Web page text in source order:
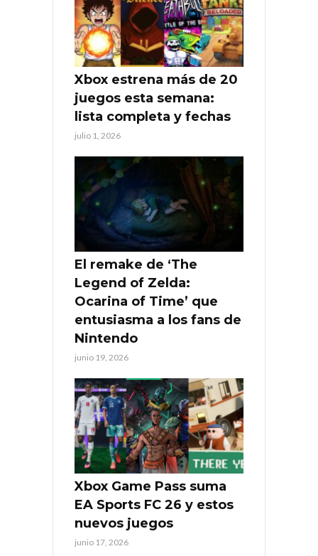
Xbox estrena más de 20
juegos esta semana:
lista completa y fechas
julio 1, 2026
El remake de ‘The
Legend of Zelda:
Ocarina of Time’ que
entusiasma a los fans de
Nintendo
junio 19, 2026
Xbox Game Pass suma
EA Sports FC 26 y estos
nuevos juegos
junio 17, 2026